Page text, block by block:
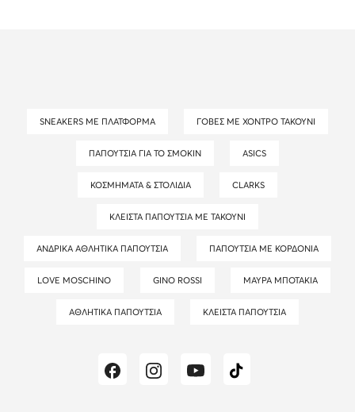
SNEAKERS ΜΕ ΠΛΑΤΦΌΡΜΑ ΓΌΒΕΣ ΜΕ ΧΟΝΤΡΌ ΤΑΚΟΎΝΙ
ΠΑΠΟΎΤΣΙΑ ΓΙΑ ΤΟ ΣΜΌΚΙΝ ASICS
ΚΟΣΜΉΜΑΤΑ & ΣΤΟΛΊΔΙΑ CLARKS
ΚΛΕΙΣΤΆ ΠΑΠΟΎΤΣΙΑ ΜΕ ΤΑΚΟΎΝΙ
ΑΝΔΡΙΚΆ ΑΘΛΗΤΙΚΆ ΠΑΠΟΎΤΣΙΑ ΠΑΠΟΎΤΣΙΑ ΜΕ ΚΟΡΔΌΝΙΑ
LOVE MOSCHINO GINO ROSSI ΜΑΎΡΑ ΜΠΟΤΆΚΙΑ
ΑΘΛΗΤΙΚΆ ΠΑΠΟΎΤΣΙΑ ΚΛΕΙΣΤΆ ΠΑΠΟΎΤΣΙΑ